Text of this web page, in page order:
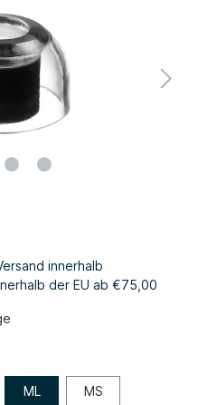
innerhalb
der EU ab €75,00
ML MS